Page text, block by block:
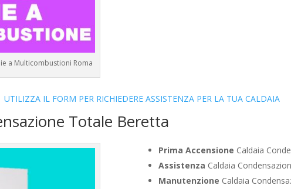
a Multicombustioni Roma
UTILIZZA IL FORM PER RICHIEDERE ASSISTENZA PER LA TUA CALDAIA
Totale Beretta
Prima Accensione Caldaia
Assistenza Caldaia
Manutenzione Caldaia